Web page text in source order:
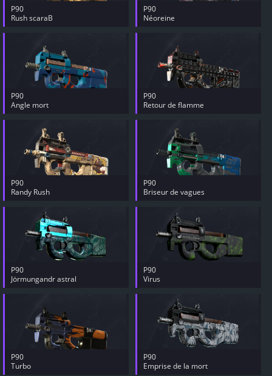
P90
Rush scaraB
P90
Néoreine
P90
Angle mort
P90
Retour de flamme
P90
Randy Rush
P90
Briseur de vagues
P90
Jörmungandr astral
P90
Virus
P90
Turbo
P90
Emprise de la mort